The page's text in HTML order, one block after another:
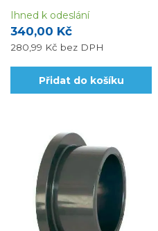
340,00 Kč
280,99 Kč bez DPH
Ihned k odeslání
Přidat do košíku